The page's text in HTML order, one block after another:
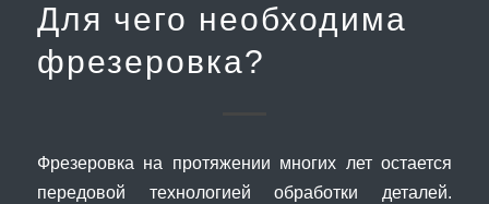
Для чего необходима
фрезеровка?
Фрезеровка на протяжении многих лет остается
передовой технологией обработки деталей.